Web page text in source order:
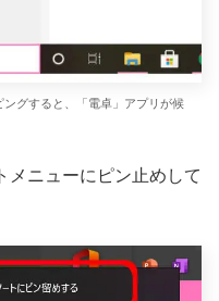
グすると、「電卓」アプリが候
メニューにピン止めして